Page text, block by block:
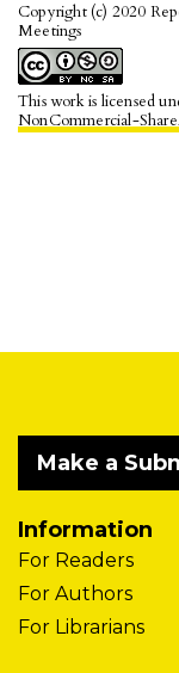
Copyright (c) 2020
Meetings
This work is licensed
NonCommercial-
Make a
Information
For Readers
For Authors
For Librarians